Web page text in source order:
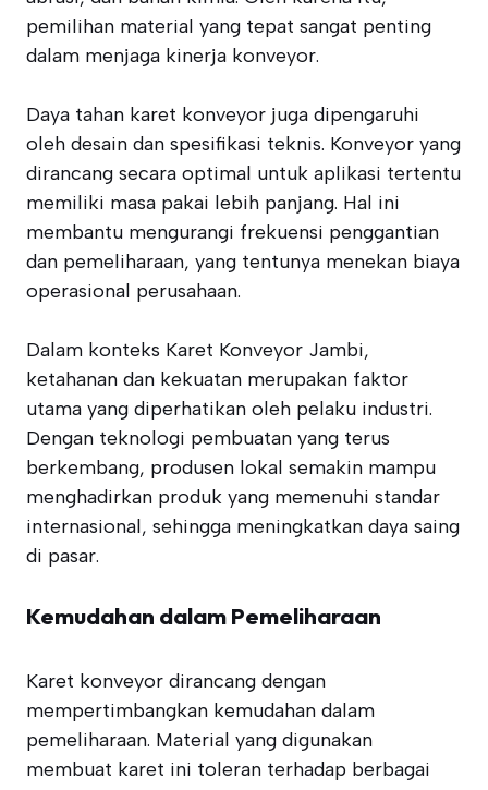
pemilihan material yang tepat sangat penting
dalam menjaga kinerja konveyor.
Daya tahan karet konveyor juga dipengaruhi
oleh desain dan spesifikasi teknis. Konveyor yang
dirancang secara optimal untuk aplikasi tertentu
memiliki masa pakai lebih panjang. Hal ini
membantu mengurangi frekuensi penggantian
dan pemeliharaan, yang tentunya menekan biaya
operasional perusahaan.
Dalam konteks Karet Konveyor Jambi,
ketahanan dan kekuatan merupakan faktor
utama yang diperhatikan oleh pelaku industri.
Dengan teknologi pembuatan yang terus
berkembang, produsen lokal semakin mampu
menghadirkan produk yang memenuhi standar
internasional, sehingga meningkatkan daya saing
di pasar.
Kemudahan dalam Pemeliharaan
Karet konveyor dirancang dengan
mempertimbangkan kemudahan dalam
pemeliharaan. Material yang digunakan
membuat karet ini toleran terhadap berbagai